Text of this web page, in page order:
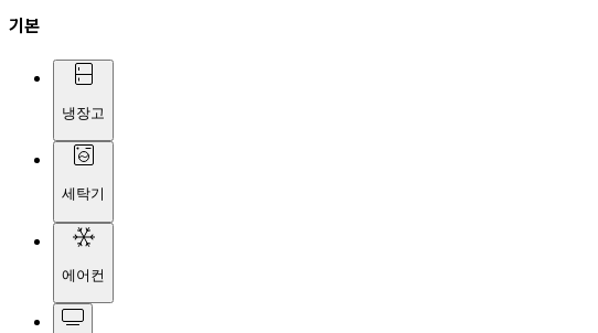
기본
냉장고
세탁기
에어컨